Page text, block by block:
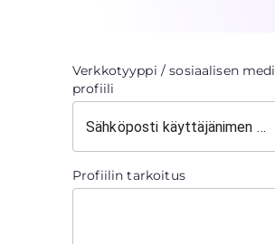
Verkkotyyppi / sosiaalisen
profiili
Profiilin tarkoitus